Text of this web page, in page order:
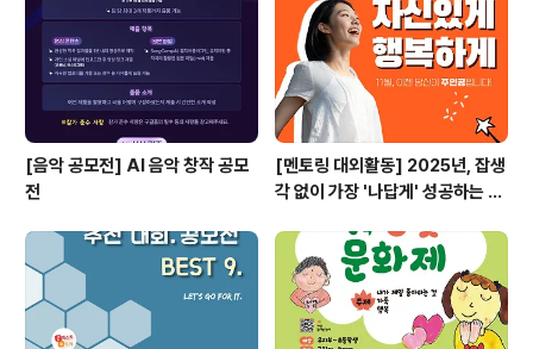
[음악 공모전] AI 음악 창작 공모
전
[멘토링 대외활동] 2025년, 잡생
각 없이 가장 '나답게' 성공하는 법